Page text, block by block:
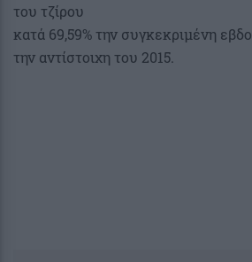
του τζίρου
κατά 69,59% την συγκεκριμένη
την αντίστοιχη του 2015.